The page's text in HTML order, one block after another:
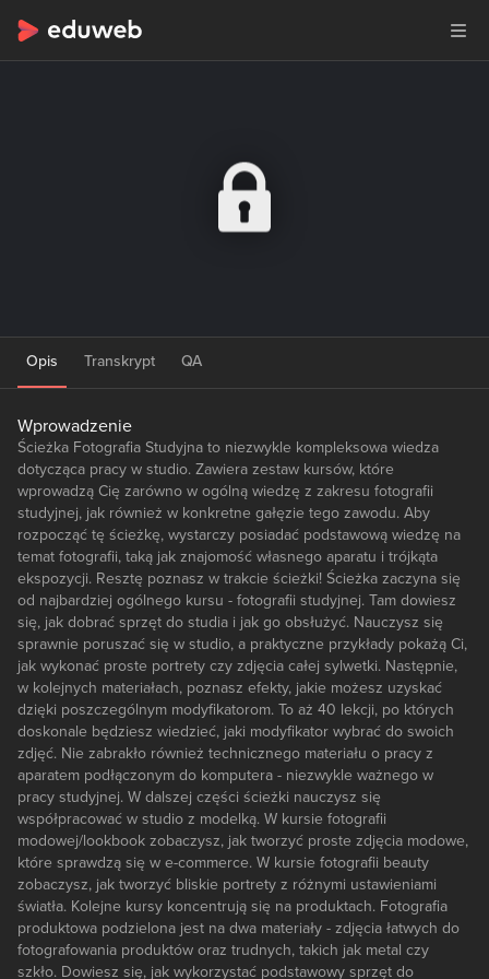
Opis Transkrypt QA
Wprowadzenie
Ścieżka Fotografia Studyjna to niezwykle kompleksowa wiedza
dotycząca pracy w studio. Zawiera zestaw kursów, które
wprowadzą Cię zarówno w ogólną wiedzę z zakresu fotografii
studyjnej, jak również w konkretne gałęzie tego zawodu. Aby
rozpocząć tę ścieżkę, wystarczy posiadać podstawową wiedzę na
temat fotografii, taką jak znajomość własnego aparatu i trójkąta
ekspozycji. Resztę poznasz w trakcie ścieżki! Ścieżka zaczyna się
od najbardziej ogólnego kursu - fotografii studyjnej. Tam dowiesz
się, jak dobrać sprzęt do studia i jak go obsłużyć. Nauczysz się
sprawnie poruszać się w studio, a praktyczne przykłady pokażą Ci,
jak wykonać proste portrety czy zdjęcia całej sylwetki. Następnie,
w kolejnych materiałach, poznasz efekty, jakie możesz uzyskać
dzięki poszczególnym modyfikatorom. To aż 40 lekcji, po których
doskonale będziesz wiedzieć, jaki modyfikator wybrać do swoich
zdjęć. Nie zabrakło również technicznego materiału o pracy z
aparatem podłączonym do komputera - niezwykle ważnego w
pracy studyjnej. W dalszej części ścieżki nauczysz się
współpracować w studio z modelką. W kursie fotografii
modowej/lookbook zobaczysz, jak tworzyć proste zdjęcia modowe,
które sprawdzą się w e-commerce. W kursie fotografii beauty
zobaczysz, jak tworzyć bliskie portrety z różnymi ustawieniami
światła. Kolejne kursy koncentrują się na produktach. Fotografia
produktowa podzielona jest na dwa materiały - zdjęcia łatwych do
fotografowania produktów oraz trudnych, takich jak metal czy
szkło. Dowiesz się, jak wykorzystać podstawowy sprzęt do